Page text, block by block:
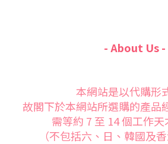
- About Us -
本網站是以代購形
故閣下於本網站所選購的產品
需等約 7 至 14 個工作
（不包括六、日、韓國及